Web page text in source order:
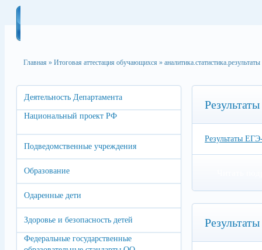
Деятельность Департамента
Национальный проект РФ
Подведомственные учреждения
Образование
Одаренные дети
Здоровье и безопасность детей
Федеральные государственные
Главная » Итоговая аттестация обучающихся » аналитика.статистика.результаты
Результаты